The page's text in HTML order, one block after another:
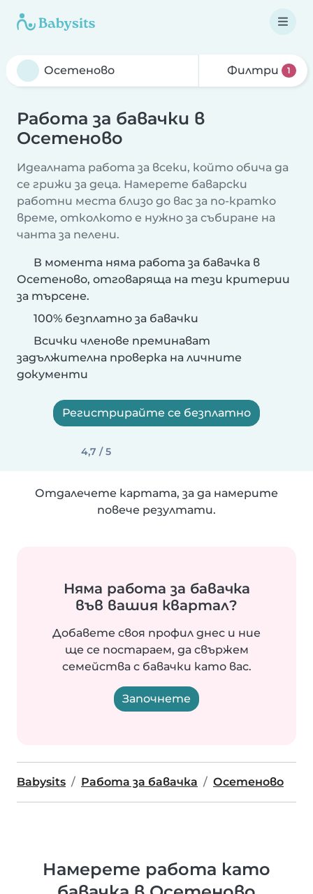
Филтри 1
Работа за бавачки в
Осетеново
Идеалната работа за всеки, който обича да
се грижи за деца. Намерете баварски
работни места близо до вас за по-кратко
време, отколкото е нужно за събиране на
чанта за пелени.
В момента няма работа за бавачка в
Осетеново, отговаряща на тези критерии
за търсене.
100% безплатно за бавачки
Всички членове преминават
задължителна проверка на личните
документи
Регистрирайте се безплатно
4,7 / 5
Отдалечете картата, за да намерите
повече резултати.
Няма работа за бавачка
във вашия квартал?
Добавете своя профил днес и ние
ще се постараем, да свържем
семейства с бавачки като вас.
Започнете
Babysits Работа за бавачка Осетеново
Намерете работа като